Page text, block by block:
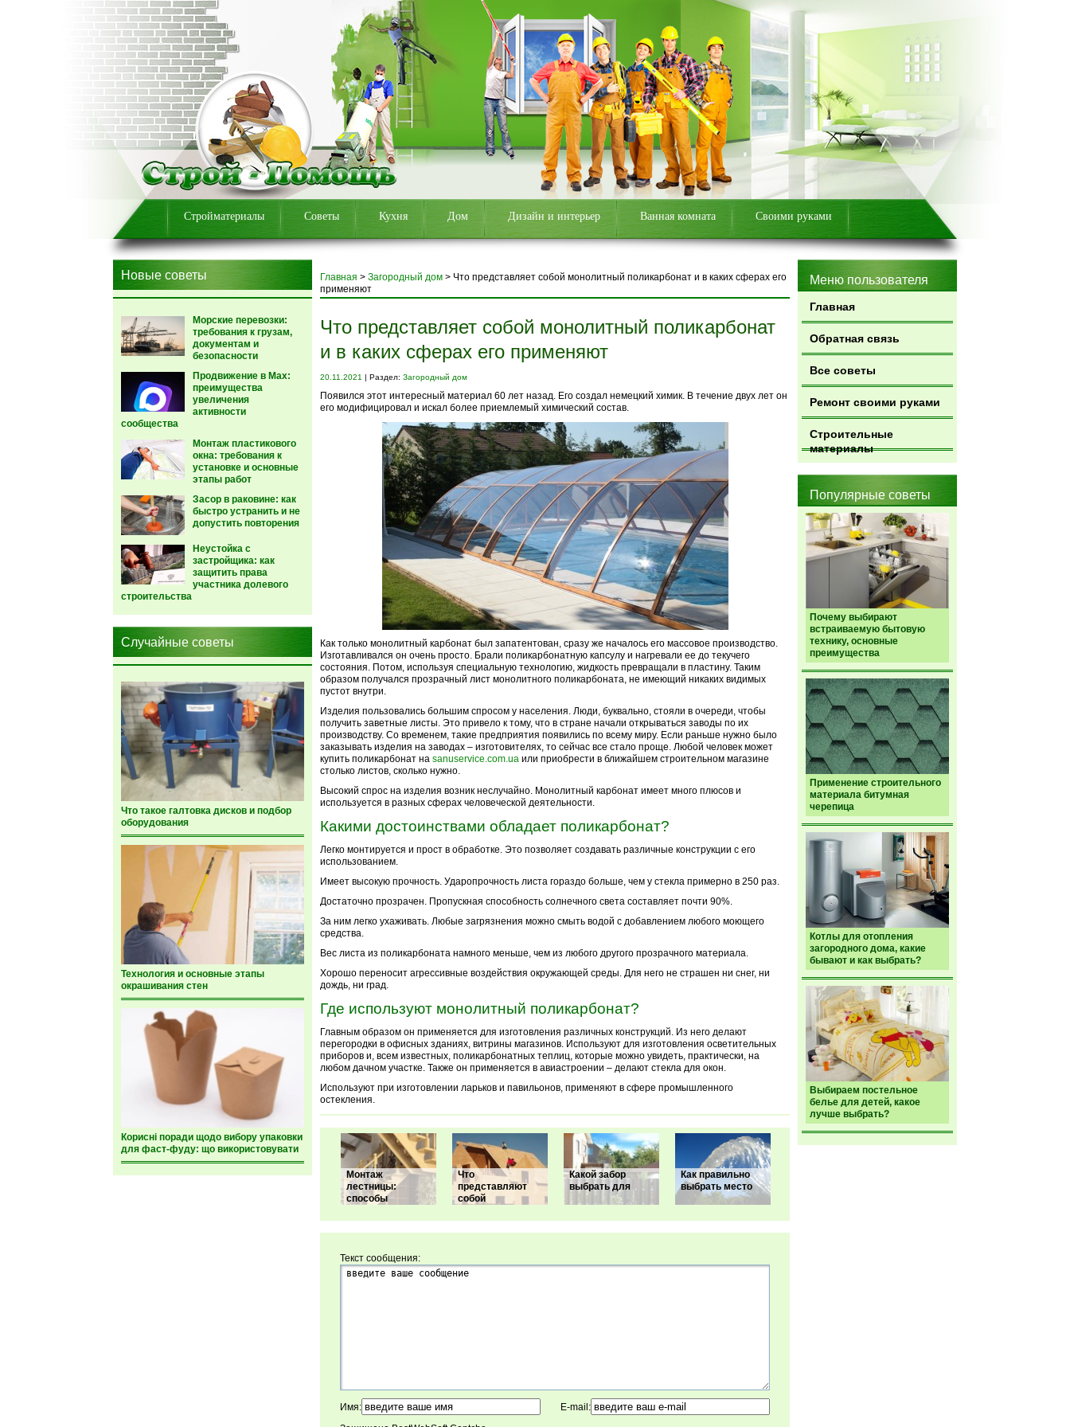
Стройматериалы Советы Кухня Дом Дизайн и интерьер Ванная комната Своими руками
Новые советы
Морские перевозки:
требования к грузам,
документам и
безопасности
Продвижение в Max:
преимущества
увеличения
активности
сообщества
Монтаж пластикового
окна: требования к
установке и основные
этапы работ
Засор в раковине: как
быстро устранить и не
допустить повторения
Неустойка с
застройщика: как
защитить права
участника долевого
строительства
Случайные советы
Что такое галтовка дисков и подбор
оборудования
Технология и основные этапы
окрашивания стен
Корисні поради щодо вибору упаковки
для фаст-фуду: що використовувати
Меню пользователя
Главная
Обратная связь
Все советы
Ремонт своими руками
Строительные
материалы
Популярные советы
Почему выбирают
встраиваемую бытовую
технику, основные
преимущества
Применение строительного
материала битумная
черепица
Котлы для отопления
загородного дома, какие
бывают и как выбрать?
Выбираем постельное
белье для детей, какое
лучше выбрать?
Главная > Загородный дом > Что представляет собой монолитный поликарбонат и в каких сферах его
применяют
Что представляет собой монолитный поликарбонат
и в каких сферах его применяют
20.11.2021 | Раздел: Загородный дом
Появился этот интересный материал 60 лет назад. Его создал немецкий химик. В течение двух лет он
его модифицировал и искал более приемлемый химический состав.
Как только монолитный карбонат был запатентован, сразу же началось его массовое производство.
Изготавливался он очень просто. Брали поликарбонатную капсулу и нагревали ее до текучего
состояния. Потом, используя специальную технологию, жидкость превращали в пластину. Таким
образом получался прозрачный лист монолитного поликарбоната, не имеющий никаких видимых
пустот внутри.
Изделия пользовались большим спросом у населения. Люди, буквально, стояли в очереди, чтобы
получить заветные листы. Это привело к тому, что в стране начали открываться заводы по их
производству. Со временем, такие предприятия появились по всему миру. Если раньше нужно было
заказывать изделия на заводах – изготовителях, то сейчас все стало проще. Любой человек может
купить поликарбонат на sanuservice.com.ua или приобрести в ближайшем строительном магазине
столько листов, сколько нужно.
Высокий спрос на изделия возник неслучайно. Монолитный карбонат имеет много плюсов и
используется в разных сферах человеческой деятельности.
Какими достоинствами обладает поликарбонат?
Легко монтируется и прост в обработке. Это позволяет создавать различные конструкции с его
использованием.
Имеет высокую прочность. Ударопрочность листа гораздо больше, чем у стекла примерно в 250 раз.
Достаточно прозрачен. Пропускная способность солнечного света составляет почти 90%.
За ним легко ухаживать. Любые загрязнения можно смыть водой с добавлением любого моющего
средства.
Вес листа из поликарбоната намного меньше, чем из любого другого прозрачного материала.
Хорошо переносит агрессивные воздействия окружающей среды. Для него не страшен ни снег, ни
дождь, ни град.
Где используют монолитный поликарбонат?
Главным образом он применяется для изготовления различных конструкций. Из него делают
перегородки в офисных зданиях, витрины магазинов. Используют для изготовления осветительных
приборов и, всем известных, поликарбонатных теплиц, которые можно увидеть, практически, на
любом дачном участке. Также он применяется в авиастроении – делают стекла для окон.
Используют при изготовлении ларьков и павильонов, применяют в сфере промышленного
остекления.
Монтаж
лестницы:
способы
Что
представляют
собой
Какой забор
выбрать для
Как правильно
выбрать место
Текст сообщения:
Имя:
E-mail: